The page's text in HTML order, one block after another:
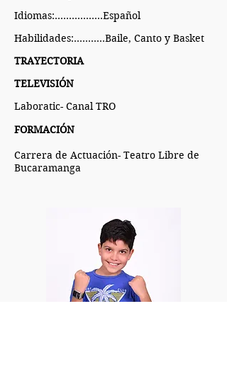
Idiomas:.................Español
Habilidades:...........Baile, Canto y Basket
TRAYECTORIA
TELEVISIÓN
Laboratic- Canal TRO
FORMACIÓN
Carrera de Actuación- Teatro Libre de
Bucaramanga